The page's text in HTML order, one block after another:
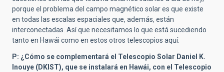
porque el problema del campo magnético solar es que existe
en todas las escalas espaciales que, además, están
interconectadas. Así que necesitamos lo que está sucediendo
tanto en Hawái como en estos otros telescopios aquí.
P: ¿Cómo se complementará el Telescopio Solar Daniel K.
Inouye (DKIST), que se instalará en Hawái, con el Telescopio